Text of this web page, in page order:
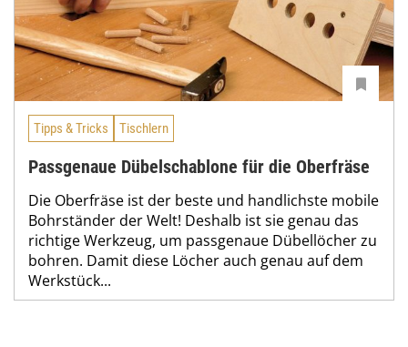
Tipps & Tricks Tischlern
Passgenaue Dübelschablone für die Oberfräse
Die Oberfräse ist der beste und handlichste mobile
Bohrständer der Welt! Deshalb ist sie genau das
richtige Werkzeug, um passgenaue Dübellöcher zu
bohren. Damit diese Löcher auch genau auf dem
Werkstück...